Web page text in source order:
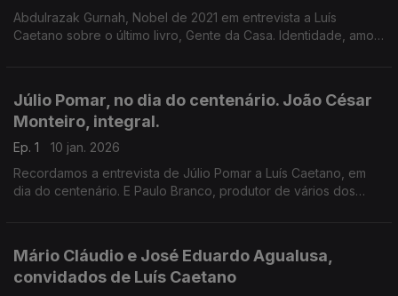
Abdulrazak Gurnah, Nobel de 2021 em entrevista a Luís
Caetano sobre o último livro, Gente da Casa. Identidade, amor,
Júlio Pomar, no dia do centenário. João César
Monteiro, integral.
Ep. 1
10 jan. 2026
Recordamos a entrevista de Júlio Pomar a Luís Caetano, em
dia do centenário. E Paulo Branco, produtor de vários dos
Mário Cláudio e José Eduardo Agualusa,
convidados de Luís Caetano